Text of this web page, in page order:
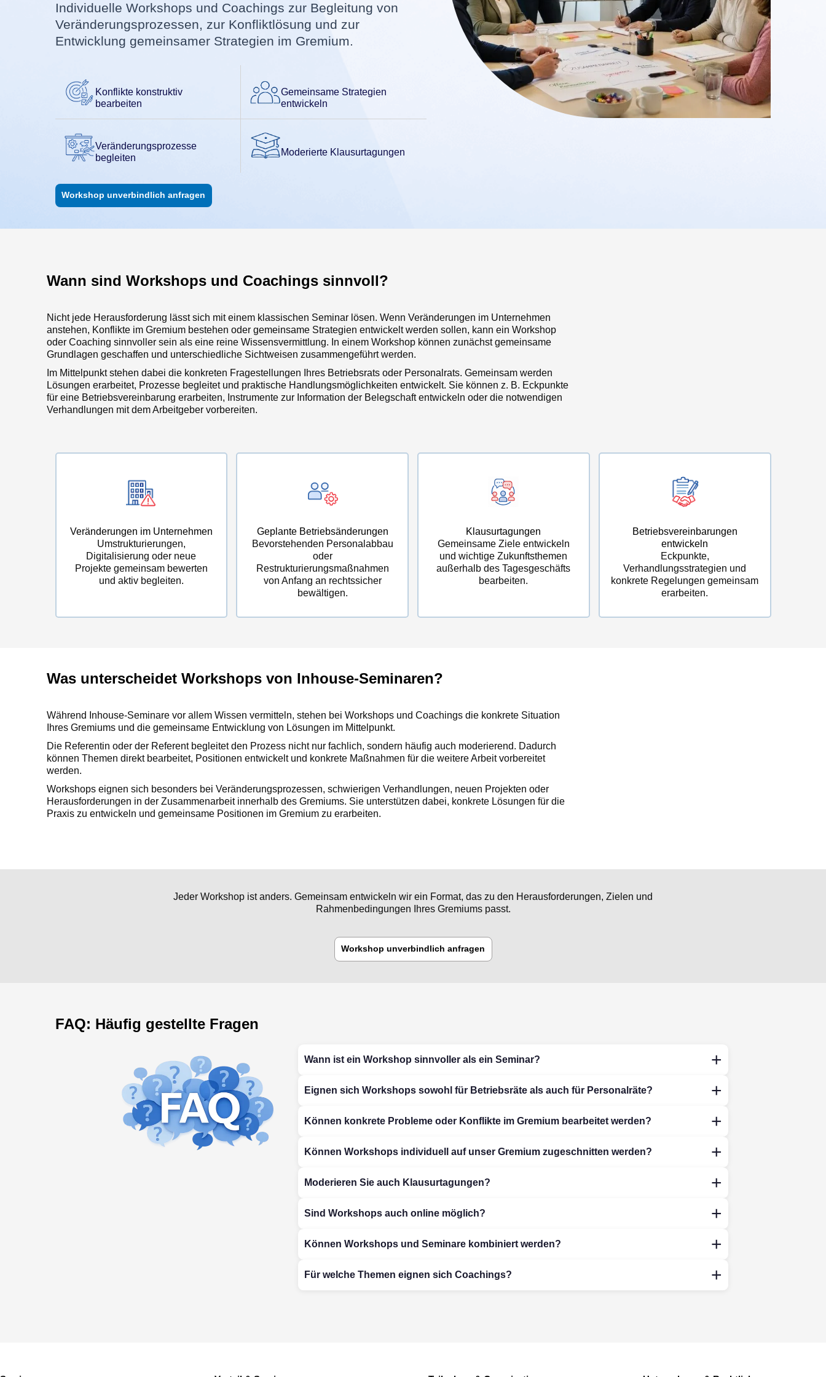
Individuelle Workshops und Coachings zur Begleitung von
Veränderungsprozessen, zur Konfliktlösung und zur
Entwicklung gemeinsamer Strategien im Gremium.
Konflikte konstruktiv
bearbeiten
Gemeinsame Strategien
entwickeln
Veränderungsprozesse
begleiten
Moderierte Klausurtagungen
Workshop unverbindlich anfragen
Wann sind Workshops und Coachings sinnvoll?
Nicht jede Herausforderung lässt sich mit einem klassischen Seminar lösen. Wenn Veränderungen im Unternehmen
anstehen, Konflikte im Gremium bestehen oder gemeinsame Strategien entwickelt werden sollen, kann ein Workshop
oder Coaching sinnvoller sein als eine reine Wissensvermittlung. In einem Workshop können zunächst gemeinsame
Grundlagen geschaffen und unterschiedliche Sichtweisen zusammengeführt werden.
Im Mittelpunkt stehen dabei die konkreten Fragestellungen Ihres Betriebsrats oder Personalrats. Gemeinsam werden
Lösungen erarbeitet, Prozesse begleitet und praktische Handlungsmöglichkeiten entwickelt. Sie können z. B. Eckpunkte
für eine Betriebsvereinbarung erarbeiten, Instrumente zur Information der Belegschaft entwickeln oder die notwendigen
Verhandlungen mit dem Arbeitgeber vorbereiten.
Veränderungen im Unternehmen
Umstrukturierungen,
Digitalisierung oder neue
Projekte gemeinsam bewerten
und aktiv begleiten.
Geplante Betriebsänderungen
Bevorstehenden Personalabbau
oder
Restrukturierungsmaßnahmen
von Anfang an rechtssicher
bewältigen.
Klausurtagungen
Gemeinsame Ziele entwickeln
und wichtige Zukunftsthemen
außerhalb des Tagesgeschäfts
bearbeiten.
Betriebsvereinbarungen
entwickeln
Eckpunkte,
Verhandlungsstrategien und
konkrete Regelungen gemeinsam
erarbeiten.
Was unterscheidet Workshops von Inhouse-Seminaren?
Während Inhouse-Seminare vor allem Wissen vermitteln, stehen bei Workshops und Coachings die konkrete Situation
Ihres Gremiums und die gemeinsame Entwicklung von Lösungen im Mittelpunkt.
Die Referentin oder der Referent begleitet den Prozess nicht nur fachlich, sondern häufig auch moderierend. Dadurch
können Themen direkt bearbeitet, Positionen entwickelt und konkrete Maßnahmen für die weitere Arbeit vorbereitet
werden.
Workshops eignen sich besonders bei Veränderungsprozessen, schwierigen Verhandlungen, neuen Projekten oder
Herausforderungen in der Zusammenarbeit innerhalb des Gremiums. Sie unterstützen dabei, konkrete Lösungen für die
Praxis zu entwickeln und gemeinsame Positionen im Gremium zu erarbeiten.
Jeder Workshop ist anders. Gemeinsam entwickeln wir ein Format, das zu den Herausforderungen, Zielen und
Rahmenbedingungen Ihres Gremiums passt.
Workshop unverbindlich anfragen
FAQ: Häufig gestellte Fragen
Wann ist ein Workshop sinnvoller als ein Seminar?
Eignen sich Workshops sowohl für Betriebsräte als auch für Personalräte?
Können konkrete Probleme oder Konflikte im Gremium bearbeitet werden?
Können Workshops individuell auf unser Gremium zugeschnitten werden?
Moderieren Sie auch Klausurtagungen?
Sind Workshops auch online möglich?
Können Workshops und Seminare kombiniert werden?
Für welche Themen eignen sich Coachings?